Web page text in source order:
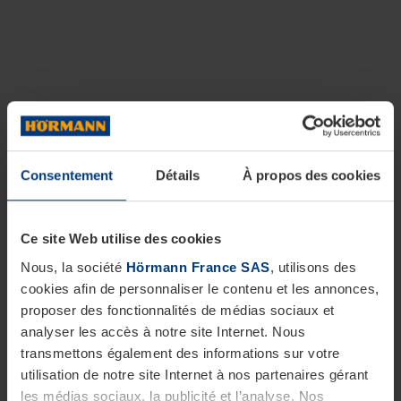
Consentement Détails À propos des cookies
Ce site Web utilise des cookies
Nous, la société Hörmann France SAS, utilisons des
cookies afin de personnaliser le contenu et les annonces,
proposer des fonctionnalités de médias sociaux et
analyser les accès à notre site Internet. Nous
transmettons également des informations sur votre
utilisation de notre site Internet à nos partenaires gérant
les médias sociaux, la publicité et l’analyse. Nos